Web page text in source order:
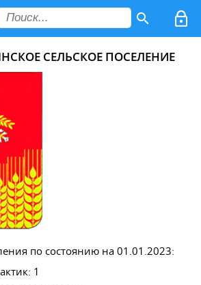
СЕЛЬСКОЕ ПОСЕЛЕНИЕ
по состоянию на 01.01.2023:
1